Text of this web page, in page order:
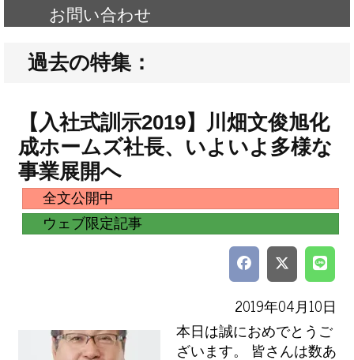
お問い合わせ
過去の特集：
【入社式訓示2019】川畑文俊旭化
成ホームズ社長、いよいよ多様な
事業展開へ
全文公開中
ウェブ限定記事
2019年04月10日
本日は誠におめでとうご
ざいます。 皆さんは数あ